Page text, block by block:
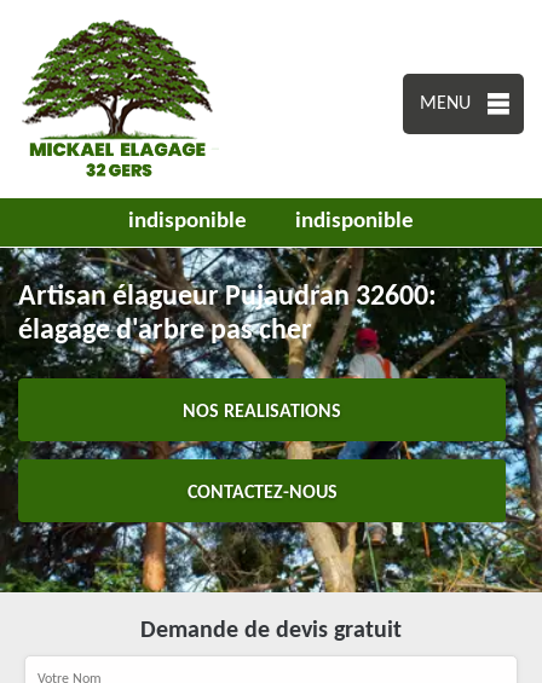
MENU
indisponible indisponible
Artisan élagueur Pujaudran 32600:
élagage d'arbre pas cher
NOS REALISATIONS
CONTACTEZ-NOUS
Demande de devis gratuit